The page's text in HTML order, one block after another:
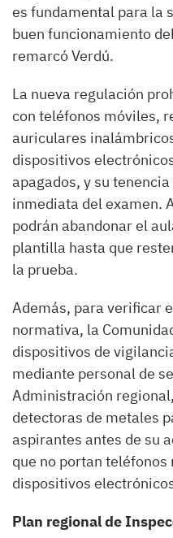
es fundamental para la
buen funcionamiento
remarcó Verdú.
La nueva regulación
con teléfonos móviles,
auriculares
dispositivos
apagados, y su
inmediata del examen.
podrán abandonar el
plantilla hasta que
la prueba.
Además, para verificar
normativa, la
dispositivos de
mediante personal de
Administración
detectoras de metales
aspirantes antes de su
que no portan
dispositivos
Plan regional de